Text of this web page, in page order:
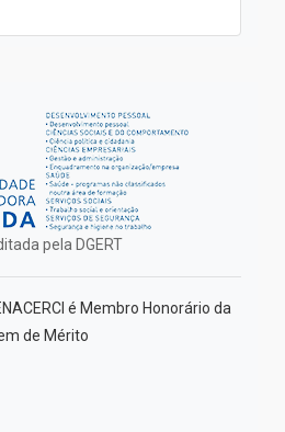
pela DGERT
é Membro Honorário da
de Mérito